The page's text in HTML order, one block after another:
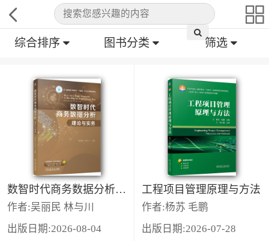
综合排序 图书分类 筛选
数智时代商务数据分析：理论与实务
作者:吴丽民 林与川
出版日期:2026-08-04
工程项目管理原理与方法
作者:杨苏 毛鹏
出版日期:2026-07-28